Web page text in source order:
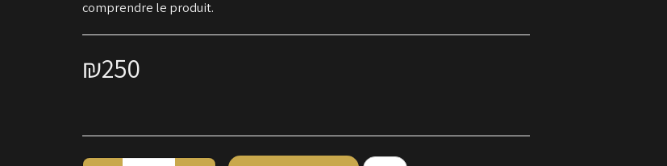
comprendre le produit.
₪250